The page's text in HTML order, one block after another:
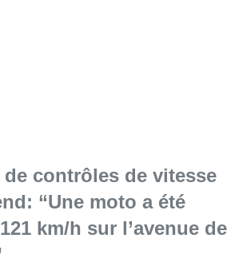
de contrôles de vitesse
“Une moto a été
km/h sur l’avenue de